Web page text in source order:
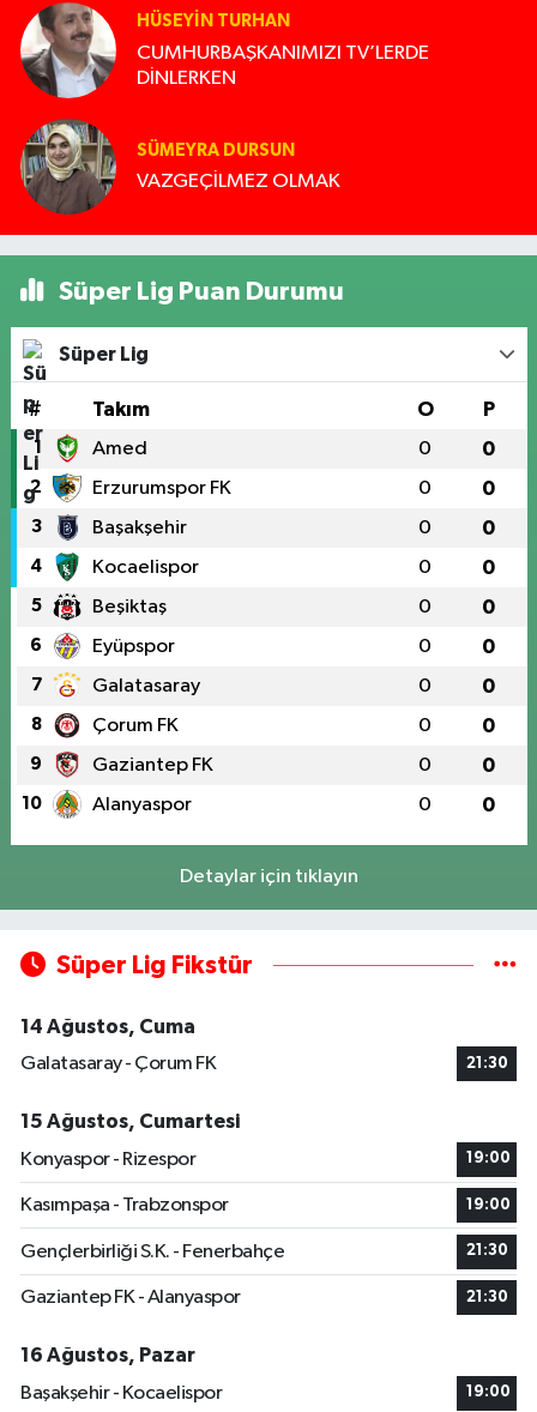
HÜSEYIN TURHAN
CUMHURBAŞKANIMIZI TV’LERDE
DİNLERKEN
SÜMEYRA DURSUN
VAZGEÇİLMEZ OLMAK
Süper Lig Puan Durumu
Süper Lig
# Takım O P
1 Amed 0 0
2 Erzurumspor FK 0 0
3 Başakşehir 0 0
4 Kocaelispor 0 0
5 Beşiktaş 0 0
6 Eyüpspor 0 0
7 Galatasaray 0 0
8 Çorum FK 0 0
9 Gaziantep FK 0 0
10 Alanyaspor 0 0
Detaylar için tıklayın
Süper Lig Fikstür
14 Ağustos, Cuma
Galatasaray - Çorum FK
21:30
15 Ağustos, Cumartesi
Konyaspor - Rizespor
19:00
Kasımpaşa - Trabzonspor 19:00
Gençlerbirliği S.K. - Fenerbahçe 21:30
Gaziantep FK - Alanyaspor 21:30
16 Ağustos, Pazar
Başakşehir - Kocaelispor
19:00